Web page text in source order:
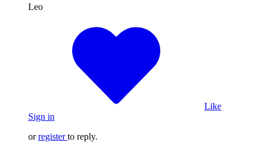
Leo
Like
Sign in
orregister to reply.